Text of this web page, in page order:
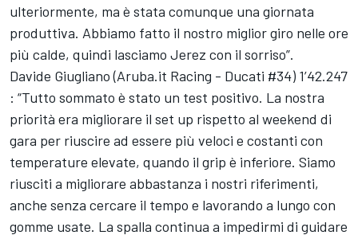
ulteriormente, ma è stata comunque una giornata
produttiva. Abbiamo fatto il nostro miglior giro nelle ore
più calde, quindi lasciamo Jerez con il sorriso”.
Davide Giugliano (Aruba.it Racing - Ducati #34) 1’42.247
: “Tutto sommato è stato un test positivo. La nostra
priorità era migliorare il set up rispetto al weekend di
gara per riuscire ad essere più veloci e costanti con
temperature elevate, quando il grip è inferiore. Siamo
riusciti a migliorare abbastanza i nostri riferimenti,
anche senza cercare il tempo e lavorando a lungo con
gomme usate. La spalla continua a impedirmi di guidare